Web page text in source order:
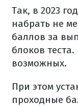
Так, в 2023
набрать не
баллов за
блоков
возможных.
При этом
проходные